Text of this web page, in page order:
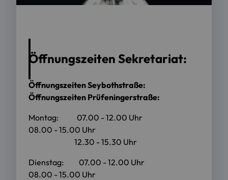
Öffnungszeiten Sekretariat:
Öffnungszeiten Seybothstraße:
Öffnungszeiten Prüfeningerstraße:
Montag: 07.00 - 12.00 Uhr
08.00 - 15.00 Uhr
12.30 - 15.30 Uhr
Dienstag: 07.00 - 12.00 Uhr
08.00 - 15.00 Uhr